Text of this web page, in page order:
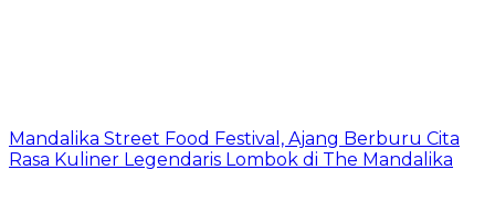
Mandalika Street Food Festival, Ajang Berburu Cita
Rasa Kuliner Legendaris Lombok di The Mandalika